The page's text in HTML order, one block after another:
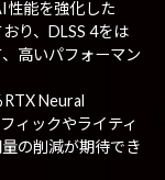
能を強化した
り、DLSS 4をは
高いパフォーマン
Neural
ィックやライティ
の削減が期待でき